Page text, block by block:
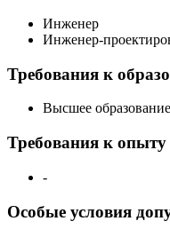
Инженер
Инженер-
Требования к
Высшее
Требования к
-
Особые условия